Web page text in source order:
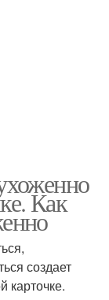
Как
создает
карточке.